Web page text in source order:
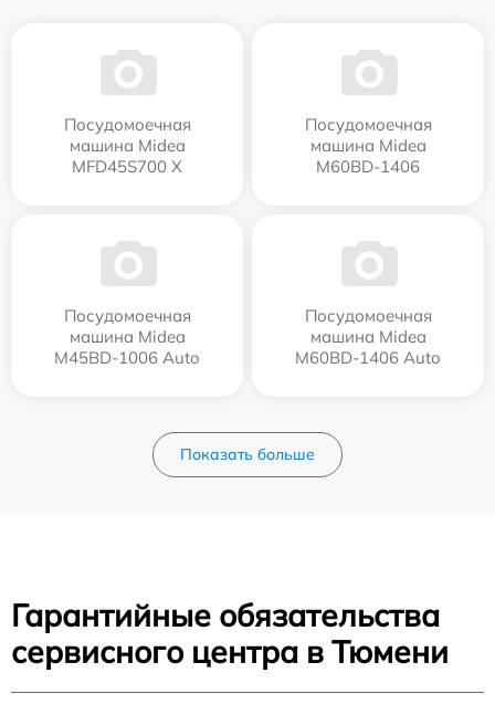
Посудомоечная
машина Midea
MFD45S700 X
Посудомоечная
машина Midea
M60BD-1406
Посудомоечная
машина Midea
M45BD-1006 Auto
Посудомоечная
машина Midea
M60BD-1406 Auto
Показать больше
Гарантийные обязательства
сервисного центра в Тюмени